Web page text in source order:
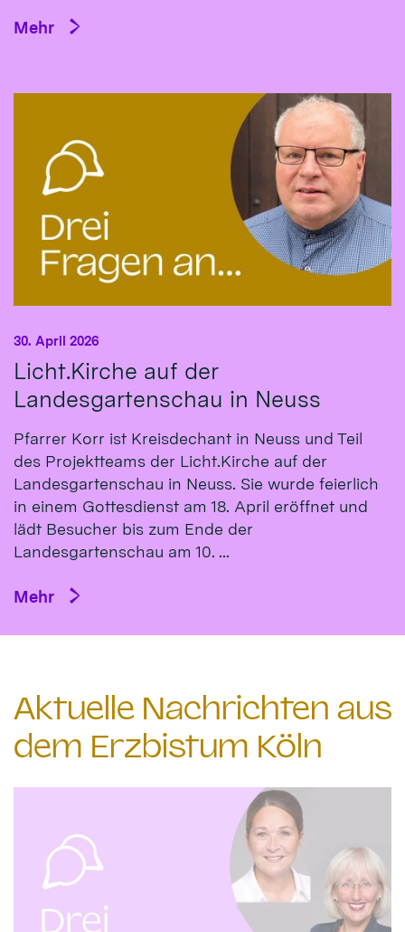
Mehr
Licht.Kirche auf der
Landesgartenschau in Neuss
30. April 2026
Pfarrer Korr ist Kreisdechant in Neuss und Teil
des Projektteams der Licht.Kirche auf der
Landesgartenschau in Neuss. Sie wurde feierlich
in einem Gottesdienst am 18. April eröffnet und
lädt Besucher bis zum Ende der
Landesgartenschau am 10. ...
Mehr
Aktuelle Nachrichten aus
dem Erzbistum Köln